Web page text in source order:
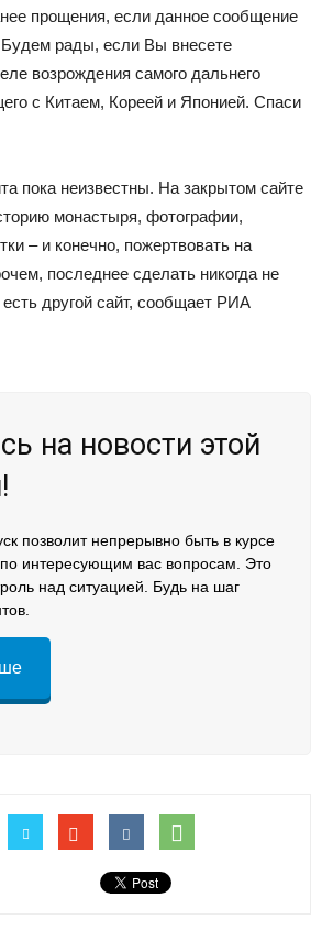
прощения, если данное сообщение
рады, если Вы внесете
возрождения самого дальнего
с Китаем, Кореей и Японией. Спаси
пока неизвестны. На закрытом сайте
монастыря, фотографии,
– и конечно, пожертвовать на
последнее сделать никогда не
другой сайт, сообщает РИА
на новости этой
позволит непрерывно быть в курсе
интересующим вас вопросам. Это
над ситуацией. Будь на шаг